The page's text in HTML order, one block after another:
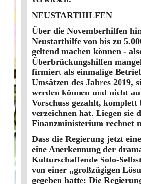
NEUSTARTHILFEN
Über die Novemberhilfen
Neustarthilfe von bis zu
geltend machen können -
Überbrückungshilfen
firmiert als einmalige
Umsätzen des Jahres
werden können und nicht
Vorschuss gezahlt,
verzeichnen hat. Liegen sie
Finanzministerium rechnet
Dass die Regierung jetzt
eine Anerkennung der
Kulturschaffende Solo-
von einer „großzügigen
gegeben hatte: Die